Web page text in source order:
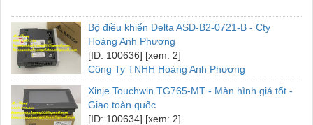
Bộ điều khiển Delta ASD-B2-0721-B - Cty
Hoàng Anh Phương
[ID: 100636] [xem: 2]
Công Ty TNHH Hoàng Anh Phương
Xinje Touchwin TG765-MT - Màn hình giá tốt -
Giao toàn quốc
[ID: 100634] [xem: 2]